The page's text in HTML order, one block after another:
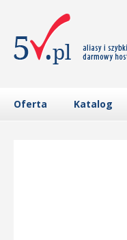
Oferta Katalog